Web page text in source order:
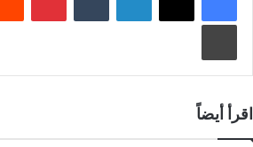
اقرأ أيضاً